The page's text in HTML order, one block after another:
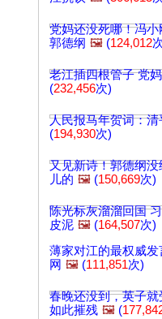
党妈还没死哪！冯
郭德纲 🖼️ (124,012
老江插四根管子 党
(232,456次)
人民报马年贺词：清
(194,930次)
又见新诗！郭德纲
儿的 🖼️ (150,669次)
陈光标灰溜溜回国
皮泥 🖼️ (164,507次)
薄家对江的最权威
网 🖼️ (111,851次)
春晚还没到，英子
如此摧残 🖼️ (